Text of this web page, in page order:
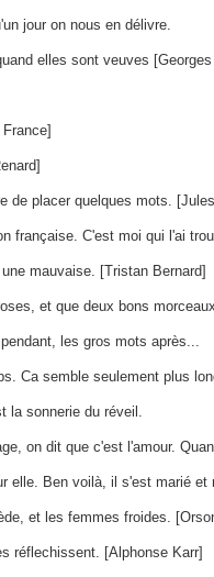
jour on nous en délivre.
elles sont veuves [Georges
placer quelques mots. [Jules
française. C'est moi qui l'ai
mauvaise. [Tristan Bernard]
et que deux bons
les gros mots après...
Ca semble seulement plus
la sonnerie du réveil.
on dit que c'est l'amour.
elle. Ben voilà, il s'est marié
et les femmes froides.
réflechissent. [Alphonse Karr]